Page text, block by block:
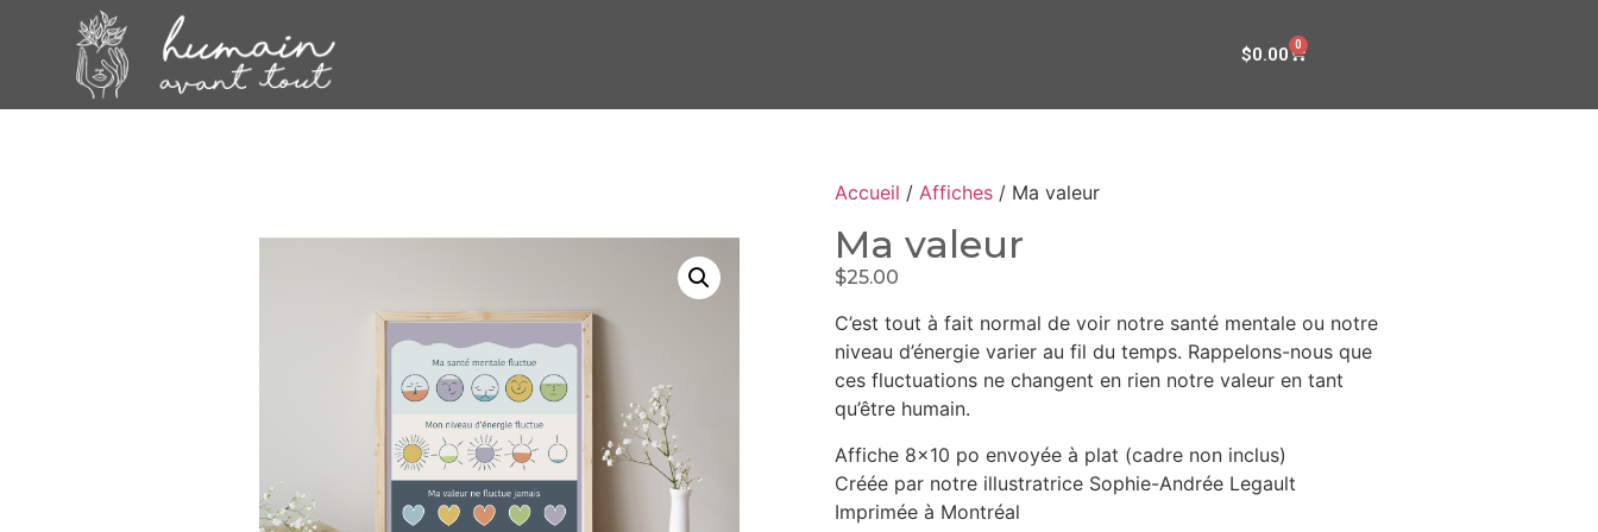
$0.00 0
Accueil / Affiches / Ma valeur
Ma valeur
$25.00
C’est tout à fait normal de voir notre santé mentale ou notre
niveau d’énergie varier au fil du temps. Rappelons-nous que
ces fluctuations ne changent en rien notre valeur en tant
qu’être humain.
Affiche 8×10 po envoyée à plat (cadre non inclus)
Créée par notre illustratrice Sophie-Andrée Legault
Imprimée à Montréal